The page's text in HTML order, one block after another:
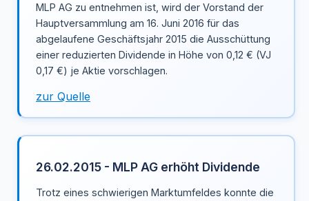
MLP AG zu entnehmen ist, wird der Vorstand der
Hauptversammlung am 16. Juni 2016 für das
abgelaufene Geschäftsjahr 2015 die Ausschüttung
einer reduzierten Dividende in Höhe von 0,12 € (VJ
0,17 €) je Aktie vorschlagen.
zur Quelle
26.02.2015 - MLP AG erhöht Dividende
Trotz eines schwierigen Marktumfeldes konnte die